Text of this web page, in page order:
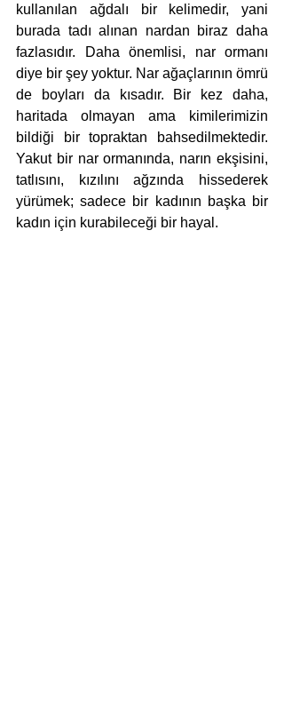
kullanılan ağdalı bir kelimedir, yani
burada tadı alınan nardan biraz daha
fazlasıdır. Daha önemlisi, nar ormanı
diye bir şey yoktur. Nar ağaçlarının ömrü
de boyları da kısadır. Bir kez daha,
haritada olmayan ama kimilerimizin
bildiği bir topraktan bahsedilmektedir.
Yakut bir nar ormanında, narın ekşisini,
tatlısını, kızılını ağzında hissederek
yürümek; sadece bir kadının başka bir
kadın için kurabileceği bir hayal.